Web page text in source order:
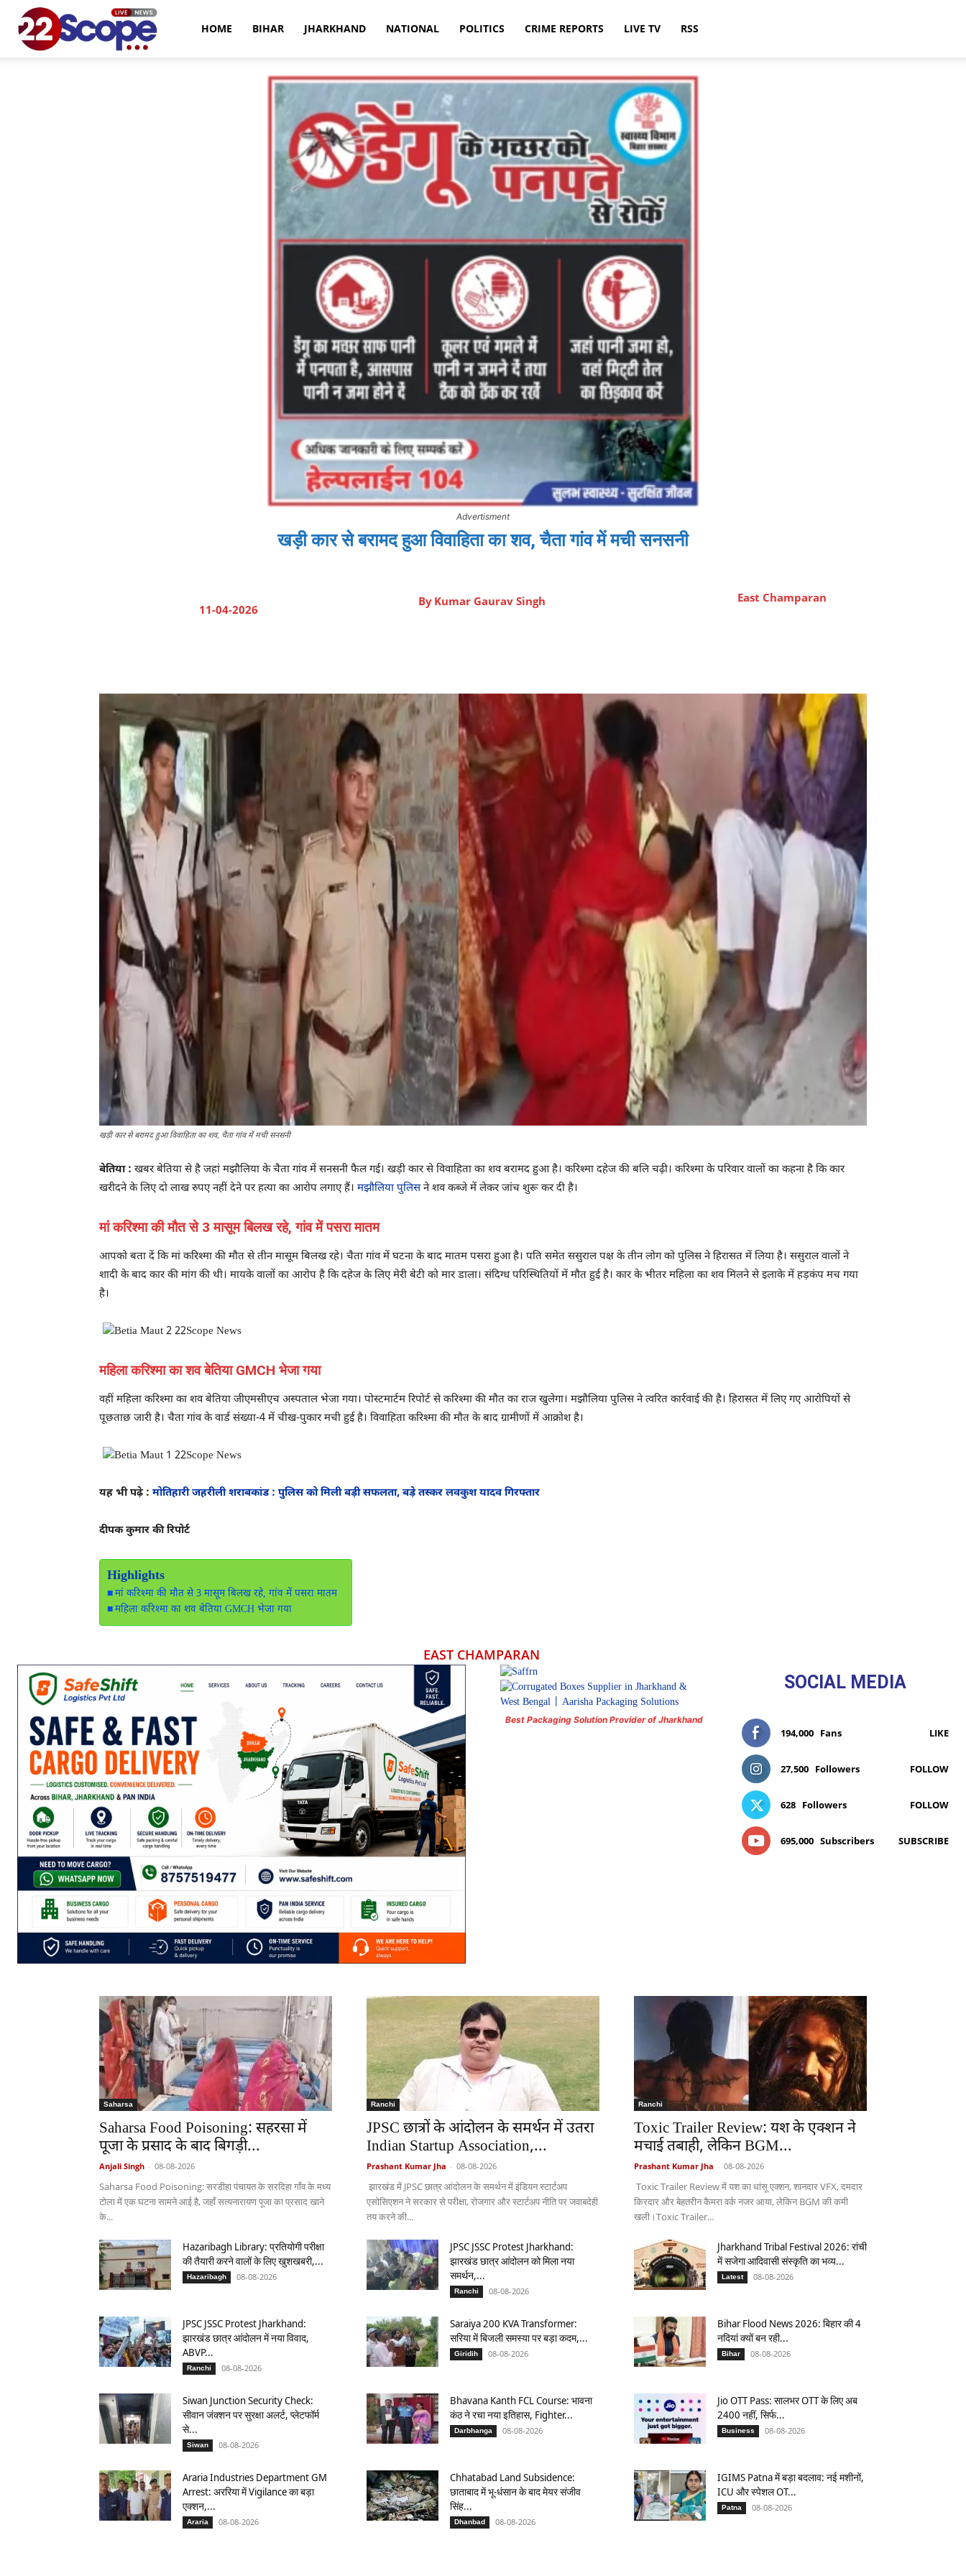
HOME BIHAR JHARKHAND NATIONAL POLITICS CRIME REPORTS LIVE TV RSS
Advertisment
खड़ी कार से बरामद हुआ विवाहिता का शव, चैता गांव में मची सनसनी
11-04-2026
By Kumar Gaurav Singh East Champaran
खड़ी कार से बरामद हुआ विवाहिता का शव, चैता गांव में मची सनसनी
बेतिया : खबर बेतिया से है जहां मझौलिया के चैता गांव में सनसनी फैल गई। खड़ी कार से विवाहिता का शव बरामद हुआ है। करिश्मा दहेज की बलि चढ़ी। करिश्मा के परिवार वालों का कहना है कि कार
खरीदने के लिए दो लाख रुपए नहीं देने पर हत्या का आरोप लगाए हैं। मझौलिया पुलिसने शव कब्जे में लेकर जांच शुरू कर दी है।
मां करिश्मा की मौत से 3 मासूम बिलख रहे, गांव में पसरा मातम
आपको बता दें कि मां करिश्मा की मौत से तीन मासूम बिलख रहे। चैता गांव में घटना के बाद मातम पसरा हुआ है। पति समेत ससुराल पक्ष के तीन लोग को पुलिस ने हिरासत में लिया है। ससुराल वालों ने
शादी के बाद कार की मांग की थी। मायके वालों का आरोप है कि दहेज के लिए मेरी बेटी को मार डाला। संदिग्ध परिस्थितियों में मौत हुई है। कार के भीतर महिला का शव मिलने से इलाके में हड़कंप मच गया
है।
महिला करिश्मा का शव बेतिया GMCH भेजा गया
वहीं महिला करिश्मा का शव बेतिया जीएमसीएच अस्पताल भेजा गया। पोस्टमार्टम रिपोर्ट से करिश्मा की मौत का राज खुलेगा। मझौलिया पुलिस ने त्वरित कार्रवाई की है। हिरासत में लिए गए आरोपियों से
पूछताछ जारी है। चैता गांव के वार्ड संख्या-4 में चीख-पुकार मची हुई है। विवाहिता करिश्मा की मौत के बाद ग्रामीणों में आक्रोश है।
यह भी पढ़े : मोतिहारी जहरीली शराबकांड : पुलिस को मिली बड़ी सफलता, बड़े तस्कर लवकुश यादव गिरफ्तार
दीपक कुमार की रिपोर्ट
Highlights
मां करिश्मा की मौत से 3 मासूम बिलख रहे, गांव में पसरा मातम
महिला करिश्मा का शव बेतिया GMCH भेजा गया
EAST CHAMPARAN
Best Packaging Solution Provider of Jharkhand
SOCIAL MEDIA
194,000 Fans LIKE
27,500 Followers FOLLOW
628 Followers FOLLOW
695,000 Subscribers SUBSCRIBE
Saharsa
Saharsa Food Poisoning: सहरसा में
पूजा के प्रसाद के बाद बिगड़ी...
Anjali Singh - 08-08-2026
Saharsa Food Poisoning: सरडीहा पंचायत के सरदिहा गाँव के मध्य
टोला में एक घटना सामने आई है, जहाँ सत्यनारायण पूजा का प्रसाद खाने
के...
Ranchi
JPSC छात्रों के आंदोलन के समर्थन में उतरा
Indian Startup Association,...
Prashant Kumar Jha - 08-08-2026
झारखंड में JPSC छात्र आंदोलन के समर्थन में इंडियन स्टार्टअप
एसोसिएशन ने सरकार से परीक्षा, रोजगार और स्टार्टअप नीति पर जवाबदेही
तय करने की...
Ranchi
Toxic Trailer Review: यश के एक्शन ने
मचाई तबाही, लेकिन BGM...
Prashant Kumar Jha - 08-08-2026
Toxic Trailer Review में यश का धांसू एक्शन, शानदार VFX, दमदार
किरदार और बेहतरीन कैमरा वर्क नजर आया, लेकिन BGM की कमी
खली।Toxic Trailer...
Hazaribagh Library: प्रतियोगी परीक्षा
की तैयारी करने वालों के लिए खुशखबरी,...
Hazaribagh 08-08-2026
JPSC JSSC Protest Jharkhand:
झारखंड छात्र आंदोलन को मिला नया
समर्थन,...
Ranchi 08-08-2026
Jharkhand Tribal Festival 2026: रांची
में सजेगा आदिवासी संस्कृति का भव्य...
Latest 08-08-2026
JPSC JSSC Protest Jharkhand:
झारखंड छात्र आंदोलन में नया विवाद,
ABVP...
Ranchi 08-08-2026
Saraiya 200 KVA Transformer:
सरिया में बिजली समस्या पर बड़ा कदम,...
Giridih 08-08-2026
Bihar Flood News 2026: बिहार की 4
नदियां क्यों बन रही...
Bihar 08-08-2026
Siwan Junction Security Check:
सीवान जंक्शन पर सुरक्षा अलर्ट, प्लेटफॉर्म
से...
Siwan 08-08-2026
Bhavana Kanth FCL Course: भावना
कंठ ने रचा नया इतिहास, Fighter...
Darbhanga 08-08-2026
Jio OTT Pass: सालभर OTT के लिए अब
2400 नहीं, सिर्फ...
Business 08-08-2026
Araria Industries Department GM
Arrest: अररिया में Vigilance का बड़ा
एक्शन,...
Araria 08-08-2026
Chhatabad Land Subsidence:
छाताबाद में भू-धंसान के बाद मेयर संजीव
सिंह...
Dhanbad 08-08-2026
IGIMS Patna में बड़ा बदलाव: नई मशीनों,
ICU और स्पेशल OT...
Patna 08-08-2026